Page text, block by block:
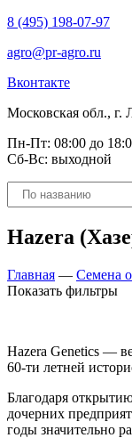
8 (495) 198-07-97
agro@pr-agro.ru
Вконтакте
Московская обл., г.
Пн-Пт: 08:00 до
Сб-Вс: выходной
Поиск
товаров
Hazera
Главная — Семена
Показать фильтры
Hazera Genetics —
60-ти летней
Благодаря
дочерних
годы значительно